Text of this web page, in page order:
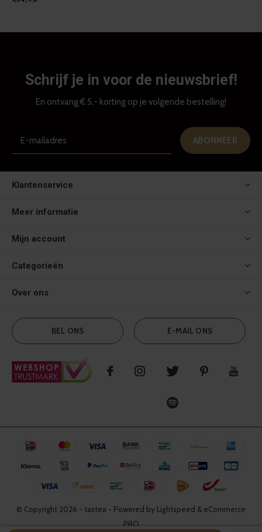
Schrijf je in voor de nieuwsbrief!
En ontvang € 5,- korting op je volgende bestelling!
ABONNEER
Klantenservice
Meer informatie
Mijn account
Categorieën
Over ons
BEL ONS E-MAIL ONS
© Copyright 2026 - tastea - Powered by Lightspeed & eCommerce
PRO